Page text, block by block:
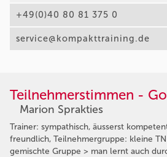
+49(0)40 80 81 375 0
service@kompakttraining.de
Teilnehmerstimmen -
Marion Sprakties
Trainer: sympathisch, äusserst
freundlich, Teilnehmergruppe: kleine
gemischte Gruppe > man lernt auch